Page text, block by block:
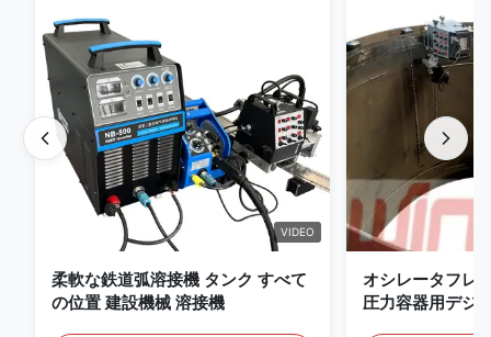
VIDEO
柔軟な鉄道弧溶接機 タンク すべて
の位置 建設機械 溶接機
オシレータフレ
圧力容器用デジ